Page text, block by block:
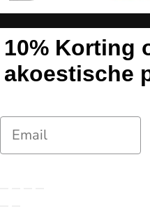
10% Korting
akoestische